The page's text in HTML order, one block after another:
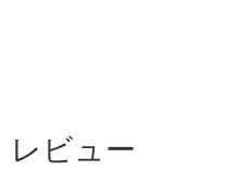
レビュー